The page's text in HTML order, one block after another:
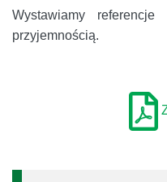
Wystawiamy
przyjemnością.